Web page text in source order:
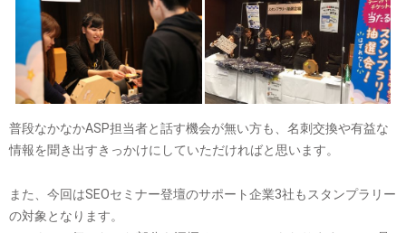
普段なかなかASP担当者と話す機会が無い方も、名刺交換や有益な
情報を聞き出すきっかけにしていただければと思います。
また、今回はSEOセミナー登壇のサポート企業3社もスタンプラリー
の対象となります。